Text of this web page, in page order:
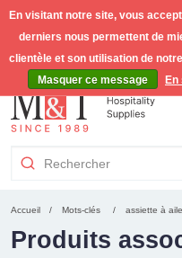
Accueil Mots-clés assiette à
Produits
En visitant notre site, vous
derniers nous permettent de
clientèle et son utilisation de
Masquer ce message